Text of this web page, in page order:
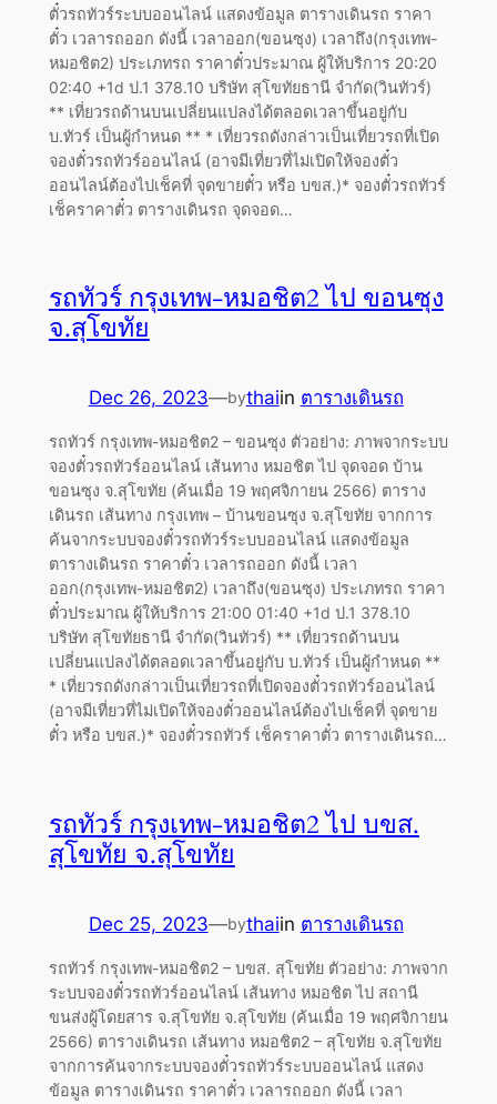
ตั๋วรถทัวร์ระบบออนไลน์ แสดงข้อมูล ตารางเดินรถ ราคา
ตั๋ว เวลารถออก ดังนี้ เวลาออก(ขอนซุง) เวลาถึง(กรุงเทพ-
หมอชิต2) ประเภทรถ ราคาตั๋วประมาณ ผู้ให้บริการ 20:20
02:40 +1d ป.1 378.10 บริษัท สุโขทัยธานี จำกัด(วินทัวร์)
** เที่ยวรถด้านบนเปลี่ยนแปลงได้ตลอดเวลาขึ้นอยู่กับ
บ.ทัวร์ เป็นผู้กำหนด ** * เที่ยวรถดังกล่าวเป็นเที่ยวรถที่เปิด
จองตั๋วรถทัวร์ออนไลน์ (อาจมีเที่ยวที่ไม่เปิดให้จองตั๋ว
ออนไลน์ต้องไปเช็คที่ จุดขายตั๋ว หรือ บขส.)* จองตั๋วรถทัวร์
เช็คราคาตั๋ว ตารางเดินรถ จุดจอด…
รถทัวร์ กรุงเทพ-หมอชิต2 ไป ขอนซุง
จ.สุโขทัย
Dec 26, 2023—bythaiin ตารางเดินรถ
รถทัวร์ กรุงเทพ-หมอชิต2 – ขอนซุง ตัวอย่าง: ภาพจากระบบ
จองตั๋วรถทัวร์ออนไลน์ เส้นทาง หมอชิต ไป จุดจอด บ้าน
ขอนซุง จ.สุโขทัย (ค้นเมื่อ 19 พฤศจิกายน 2566) ตาราง
เดินรถ เส้นทาง กรุงเทพ – บ้านขอนซุง จ.สุโขทัย จากการ
ค้นจากระบบจองตั๋วรถทัวร์ระบบออนไลน์ แสดงข้อมูล
ตารางเดินรถ ราคาตั๋ว เวลารถออก ดังนี้ เวลา
ออก(กรุงเทพ-หมอชิต2) เวลาถึง(ขอนซุง) ประเภทรถ ราคา
ตั๋วประมาณ ผู้ให้บริการ 21:00 01:40 +1d ป.1 378.10
บริษัท สุโขทัยธานี จำกัด(วินทัวร์) ** เที่ยวรถด้านบน
เปลี่ยนแปลงได้ตลอดเวลาขึ้นอยู่กับ บ.ทัวร์ เป็นผู้กำหนด **
* เที่ยวรถดังกล่าวเป็นเที่ยวรถที่เปิดจองตั๋วรถทัวร์ออนไลน์
(อาจมีเที่ยวที่ไม่เปิดให้จองตั๋วออนไลน์ต้องไปเช็คที่ จุดขาย
ตั๋ว หรือ บขส.)* จองตั๋วรถทัวร์ เช็คราคาตั๋ว ตารางเดินรถ…
รถทัวร์ กรุงเทพ-หมอชิต2 ไป บขส.
สุโขทัย จ.สุโขทัย
Dec 25, 2023—bythaiin ตารางเดินรถ
รถทัวร์ กรุงเทพ-หมอชิต2 – บขส. สุโขทัย ตัวอย่าง: ภาพจาก
ระบบจองตั๋วรถทัวร์ออนไลน์ เส้นทาง หมอชิต ไป สถานี
ขนส่งผู้โดยสาร จ.สุโขทัย จ.สุโขทัย (ค้นเมื่อ 19 พฤศจิกายน
2566) ตารางเดินรถ เส้นทาง หมอชิต2 – สุโขทัย จ.สุโขทัย
จากการค้นจากระบบจองตั๋วรถทัวร์ระบบออนไลน์ แสดง
ข้อมูล ตารางเดินรถ ราคาตั๋ว เวลารถออก ดังนี้ เวลา